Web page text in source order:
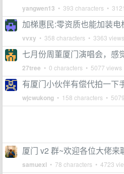
yangwen13 • 393 characters •
加梯惠民:零资质也能加装电
vvxy • 358 characters • 3363 views
七月份周董厦门演唱会，感
27tree • 0 characters • 5077 views
有厦门小伙伴有偿代拍一下
wjcwukong • 158 characters •
厦门 v2 群~欢迎各位大佬来
samuexl • 78 characters • 4723